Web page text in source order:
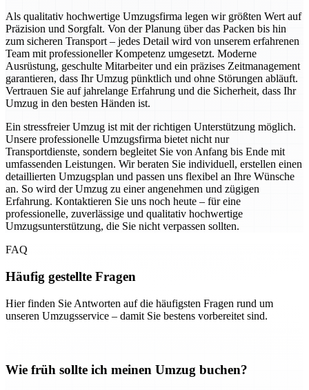
Als qualitativ hochwertige Umzugsfirma legen wir größten Wert auf
Präzision und Sorgfalt. Von der Planung über das Packen bis hin
zum sicheren Transport – jedes Detail wird von unserem erfahrenen
Team mit professioneller Kompetenz umgesetzt. Moderne
Ausrüstung, geschulte Mitarbeiter und ein präzises Zeitmanagement
garantieren, dass Ihr Umzug pünktlich und ohne Störungen abläuft.
Vertrauen Sie auf jahrelange Erfahrung und die Sicherheit, dass Ihr
Umzug in den besten Händen ist.
Ein stressfreier Umzug ist mit der richtigen Unterstützung möglich.
Unsere professionelle Umzugsfirma bietet nicht nur
Transportdienste, sondern begleitet Sie von Anfang bis Ende mit
umfassenden Leistungen. Wir beraten Sie individuell, erstellen einen
detaillierten Umzugsplan und passen uns flexibel an Ihre Wünsche
an. So wird der Umzug zu einer angenehmen und zügigen
Erfahrung. Kontaktieren Sie uns noch heute – für eine
professionelle, zuverlässige und qualitativ hochwertige
Umzugsunterstützung, die Sie nicht verpassen sollten.
FAQ
Häufig gestellte Fragen
Hier finden Sie Antworten auf die häufigsten Fragen rund um
unseren Umzugsservice – damit Sie bestens vorbereitet sind.
Wie früh sollte ich meinen Umzug buchen?